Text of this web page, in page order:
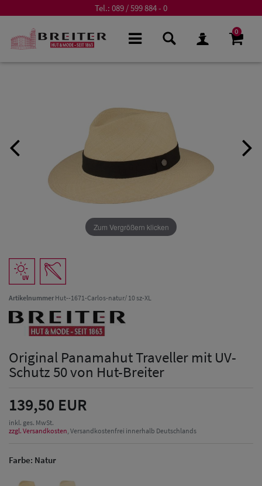
Tel.: 089 / 599 884 - 0
0
Zum Vergrößern klicken
ArtikelnummerHut--1671-Carlos-natur/ 10 sz-XL
Original Panamahut Traveller mit UV-
Schutz 50 von Hut-Breiter
139,50 EUR
inkl. ges. MwSt.
zzgl. Versandkosten, Versandkostenfrei innerhalb Deutschlands
Farbe: Natur